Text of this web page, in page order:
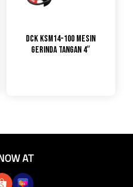
DCK KSM14-100 Mesin
Gerinda Tangan 4″
AT